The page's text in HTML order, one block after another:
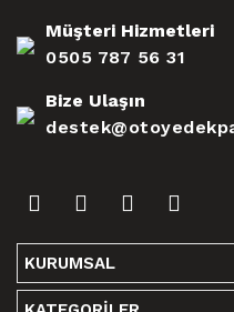
Müşteri Hizmetleri
0505 787 56 31
Bize Ulaşın
KURUMSAL